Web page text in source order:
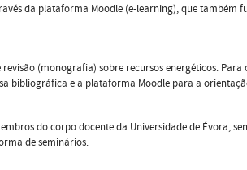
da plataforma Moodle (e-learning), que também
(monografia) sobre recursos energéticos.
bibliográfica e a plataforma Moodle para a
do corpo docente da Universidade de Évora,
de seminários.